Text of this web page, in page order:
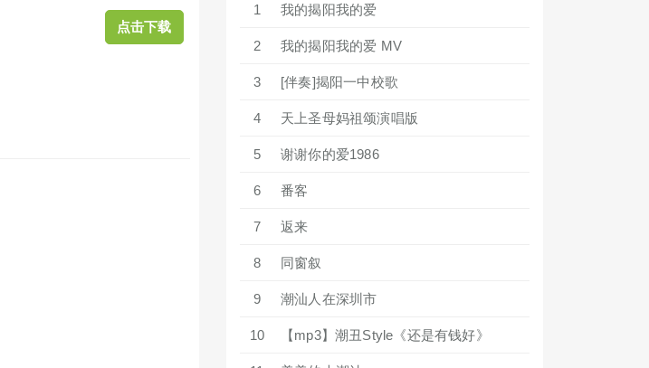
点击下载
1 我的揭阳我的爱
2 我的揭阳我的爱 MV
3 [伴奏]揭阳一中校歌
4 天上圣母妈祖颂演唱版
5 谢谢你的爱1986
6 番客
7 返来
8 同窗叙
9 潮汕人在深圳市
10 【mp3】潮丑Style《还是有钱好》